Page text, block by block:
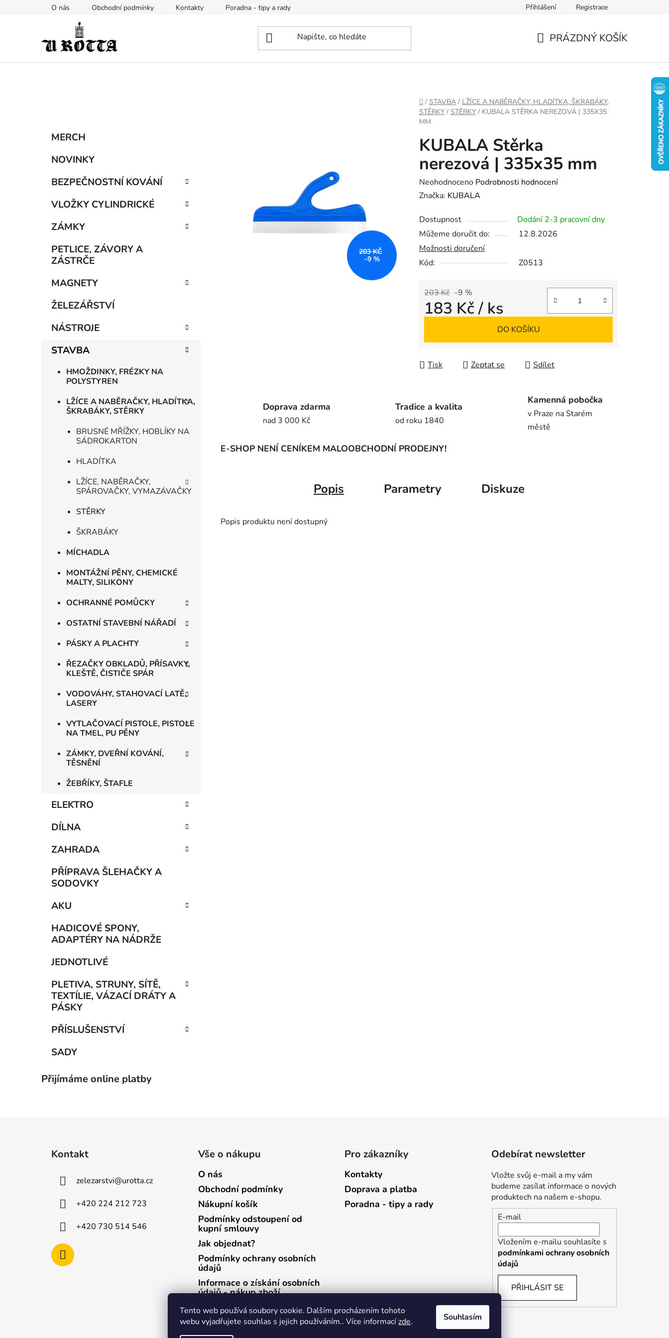
Tento web používá soubory cookie. Dalším procházením tohoto
webu vyjadřujete souhlas s jejich používáním.. Více informacízde. Souhlasím
O nás Obchodní podmínky Kontakty Poradna - tipy a rady Přihlášení Registrace
PRÁZDNÝ KOŠÍK
DOMŮ
/ STAVBA / LŽÍCE A NABĚRAČKY, HLADÍTKA, ŠKRABÁKY,
STĚRKY / STĚRKY / KUBALA STĚRKA NEREZOVÁ | 335X35
MM
Přeskočit
kategorie
MERCH
NOVINKY
BEZPEČNOSTNÍ KOVÁNÍ
VLOŽKY CYLINDRICKÉ
ZÁMKY
PETLICE, ZÁVORY A
ZÁSTRČE
MAGNETY
ŽELEZÁŘSTVÍ
NÁSTROJE
STAVBA
HMOŽDINKY, FRÉZKY NA
POLYSTYREN
LŽÍCE A NABĚRAČKY, HLADÍTKA,
ŠKRABÁKY, STĚRKY
BRUSNÉ MŘÍŽKY, HOBLÍKY NA
SÁDROKARTON
HLADÍTKA
LŽÍCE, NABĚRAČKY,
SPÁROVAČKY, VYMAZÁVAČKY
STĚRKY
ŠKRABÁKY
MÍCHADLA
MONTÁŽNÍ PĚNY, CHEMICKÉ
MALTY, SILIKONY
OCHRANNÉ POMŮCKY
OSTATNÍ STAVEBNÍ NÁŘADÍ
PÁSKY A PLACHTY
ŘEZAČKY OBKLADŮ, PŘÍSAVKY,
KLEŠTĚ, ČISTIČE SPÁR
VODOVÁHY, STAHOVACÍ LATĚ,
LASERY
VYTLAČOVACÍ PISTOLE, PISTOLE
NA TMEL, PU PĚNY
ZÁMKY, DVEŘNÍ KOVÁNÍ,
TĚSNĚNÍ
ŽEBŘÍKY, ŠTAFLE
ELEKTRO
DÍLNA
ZAHRADA
PŘÍPRAVA ŠLEHAČKY A
SODOVKY
AKU
HADICOVÉ SPONY,
ADAPTÉRY NA NÁDRŽE
JEDNOTLIVÉ
PLETIVA, STRUNY, SÍTĚ,
TEXTÍLIE, VÁZACÍ DRÁTY A
PÁSKY
PŘÍSLUŠENSTVÍ
SADY
Přijímáme online platby
KUBALA Stěrka
nerezová | 335x35 mm
Průměrné
hodnocení
je
0,0
z
5
Neohodnoceno Podrobnosti hodnocení
Značka: KUBALA
Dostupnost
Dodání 2-3 pracovní dny
Můžeme doručit do:
12.8.2026
Možnosti doručení
Kód:
Z0513
203 Kč –9 %
183 Kč/ ks
DO KOŠÍKU
Tisk Zeptat se Sdílet
203 KČ
–9 %
Doprava zdarma
nad 3 000 Kč
Tradice a kvalita
od roku 1840
Kamenná pobočka
v Praze na Starém
městě
E-SHOP NENÍ CENÍKEM MALOOBCHODNÍ PRODEJNY!
Popis Parametry Diskuze
Popis produktu není dostupný
Kontakt
zelezarstvi@urotta.cz
+420 224 212 723
+420 730 514 546
Vše o nákupu
O nás
Obchodní podmínky
Nákupní košík
Podmínky odstoupení od
kupní smlouvy
Jak objednat?
Podmínky ochrany osobních
údajů
Informace o získání osobních
údajů - nákup zboží
Informace o získání osobních
údajů - zasílání newsletterů
Pro zákazníky
Kontakty
Doprava a platba
Poradna - tipy a rady
Odebírat newsletter
Vložte svůj e-mail a my vám
budeme zasílat informace o nových
produktech na našem e-shopu.
E-mail
Vložením e-mailu souhlasíte s
podmínkami ochrany osobních
údajů
PŘIHLÁSIT SE